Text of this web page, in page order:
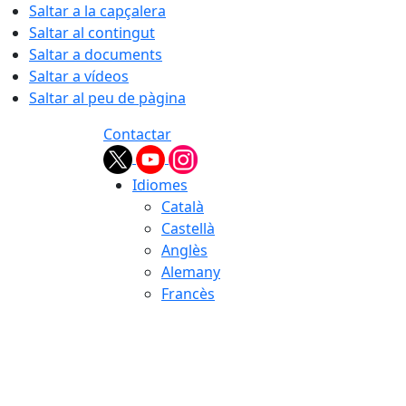
Saltar a la capçalera
Saltar al contingut
Saltar a documents
Saltar a vídeos
Saltar al peu de pàgina
Contactar
Idiomes
Català
Castellà
Anglès
Alemany
Francès